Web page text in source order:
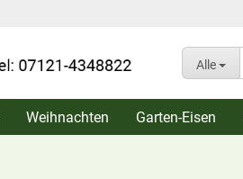
Alle
Weihnachten Garten-Eisen